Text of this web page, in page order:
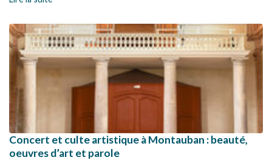
soumis un questionnaire à leurs présidents. Certains
questionnaire aux présidents des conseils presbytéraux des
paroisses en leur proposant de faire la synthèse de leurs
réponses.
Concert et culte artistique à Montauban : beauté,
oeuvres d’art et parole